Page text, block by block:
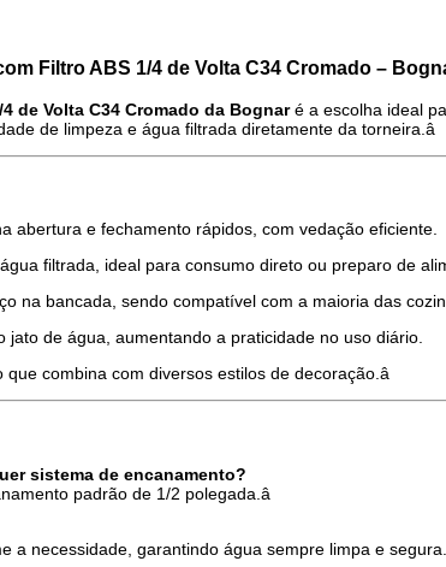
Filtro ABS 1/4 de Volta C34 Cromado –
de Volta C34 Cromado da Bognaré a escolha ideal
de limpeza e água filtrada diretamente da torneira.â
abertura e fechamento rápidos, com vedação eficiente.
filtrada, ideal para consumo direto ou preparo de
na bancada, sendo compatível com a maioria das
jato de água, aumentando a praticidade no uso diário.
que combina com diversos estilos de decoração.â
sistema de encanamento?
padrão de 1/2 polegada.â
a necessidade, garantindo água sempre limpa e